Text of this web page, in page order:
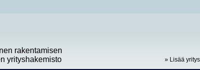
rakentamisen
yrityshakemisto
» Lisää